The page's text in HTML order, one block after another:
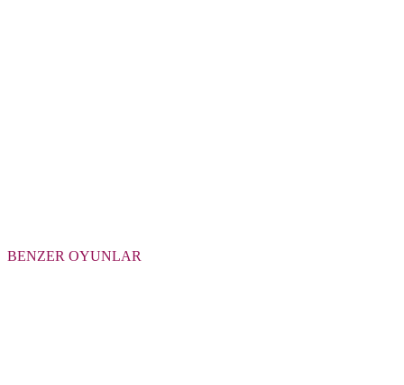
BENZER OYUNLAR